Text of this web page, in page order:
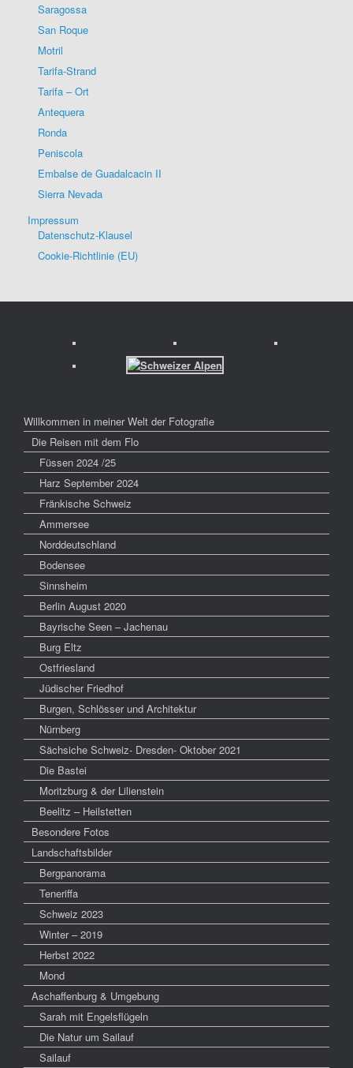
Saragossa
San Roque
Motril
Tarifa-Strand
Tarifa – Ort
Antequera
Ronda
Peniscola
Embalse de Guadalcacin II
Sierra Nevada
Impressum
Datenschutz-Klausel
Cookie-Richtlinie (EU)
Willkommen in meiner Welt der Fotografie
Die Reisen mit dem Flo
Füssen 2024 /25
Harz September 2024
Fränkische Schweiz
Ammersee
Norddeutschland
Bodensee
Sinnsheim
Berlin August 2020
Bayrische Seen – Jachenau
Burg Eltz
Ostfriesland
Jüdischer Friedhof
Burgen, Schlösser und Architektur
Nürnberg
Sächsiche Schweiz- Dresden- Oktober 2021
Die Bastei
Moritzburg & der Lilienstein
Beelitz – Heilstetten
Besondere Fotos
Landschaftsbilder
Bergpanorama
Teneriffa
Schweiz 2023
Winter – 2019
Herbst 2022
Mond
Aschaffenburg & Umgebung
Sarah mit Engelsflügeln
Die Natur um Sailauf
Sailauf